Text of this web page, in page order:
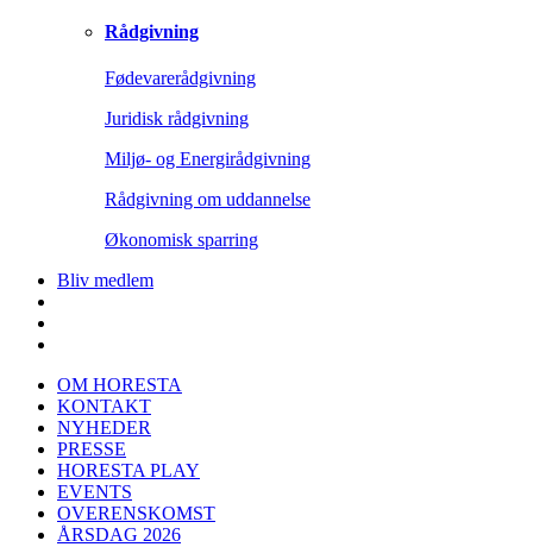
Rådgivning
Fødevarerådgivning
Juridisk rådgivning
Miljø- og Energirådgivning
Rådgivning om uddannelse
Økonomisk sparring
Bliv medlem
OM HORESTA
KONTAKT
NYHEDER
PRESSE
HORESTA PLAY
EVENTS
OVERENSKOMST
ÅRSDAG 2026